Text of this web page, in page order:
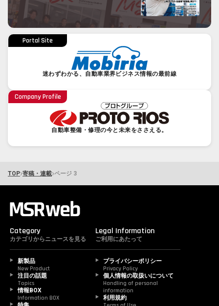
Portal Site
迷わずわかる、自動車業界ビジネス情報の最前線
Company Profile
自動車整備・修理の今と未来をささえる。
TOP›寄稿・連載›ページ 3
Category
カテゴリからニュースを見る
新製品
New Product
注目の話題
Topics
情報BOX
Information BOX
Legal Information
ご利用にあたって
プライバシーポリシー
Privacy Policy
個人情報の取扱いについて
Handling of personal
information
利用規約